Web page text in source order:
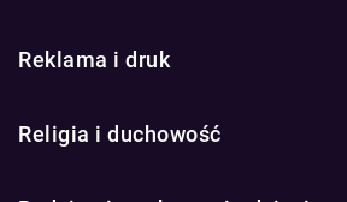
Reklama i druk
Religia i duchowość